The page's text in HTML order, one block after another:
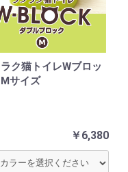
ク猫トイレWブロッ
サイズ
￥6,380